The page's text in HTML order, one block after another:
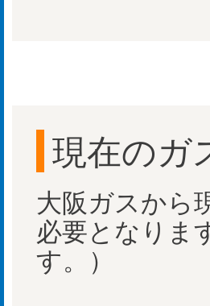
現在のガ
大阪ガスから
必要となりま
す。）